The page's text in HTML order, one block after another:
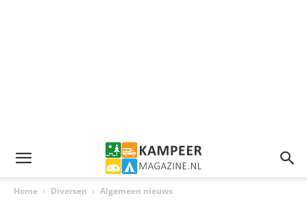
Home Diversen Algemeen nieuws